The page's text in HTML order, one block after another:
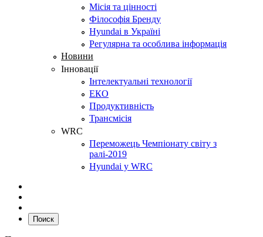
Місія та цінності
Філософія Бренду
Hyundai в Україні
Регулярна та особлива інформація
Новини
Інновації
Інтелектуальні технології
ЕКО
Продуктивність
Трансмісія
WRC
Переможець Чемпіонату світу з
ралі-2019
Hyundai у WRC
Поиск